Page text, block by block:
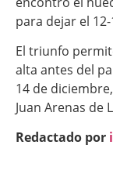
para dejar el
El triunfo
alta antes del
14 de
Juan Arenas de
Redactado por